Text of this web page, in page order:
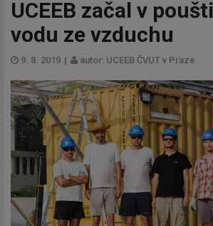
UCEEB začal v
vodu ze vzduchu
9. 8. 2019 | autor: UCEEB ČVUT v Praze